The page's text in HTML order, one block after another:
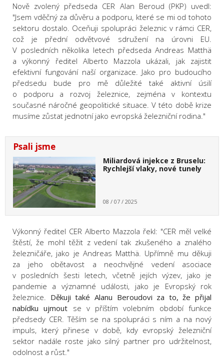
Nově zvolený předseda CER Alan Beroud (PKP) uvedl:
"Jsem vděčný za důvěru a podporu, které se mi od tohoto
sektoru dostalo. Oceňuji spolupráci železnic v rámci CER,
což je přední odvětvové sdružení na úrovni EU.
V posledních několika letech předseda Andreas Matthä
a výkonný ředitel Alberto Mazzola ukázali, jak zajistit
efektivní fungování naší organizace. Jako pro budoucího
předsedu bude pro mě důležité také aktivní úsilí
o podporu a rozvoj železnice, zejména v kontextu
současné náročné geopolitické situace. V této době krize
musíme zůstat jednotní jako evropská železniční rodina."
Psali jsme
Miliardová injekce z Bruselu:
Rychlejší vlaky, nové tunely
08 / 07 / 2025
Výkonný ředitel CER Alberto Mazzola řekl: "CER měl velké
štěstí, že mohl těžit z vedení tak zkušeného a znalého
železničáře, jako je Andreas Matthä. Upřímně mu děkuji
za jeho obětavost a neochvějné vedení asociace
v posledních šesti letech, včetně jejích výzev, jako je
pandemie a významné události, jako je Evropský rok
železnice. Děkuji také Alanu Beroudovi za to, že přijal
nabídku ujmout se v příštím volebním období funkce
předsedy CER. Těším se na spolupráci s ním a na nový
impuls, který přinese v době, kdy evropský železniční
sektor nadále roste jako silný partner pro udržitelnost,
odolnost a růst."